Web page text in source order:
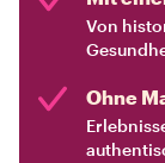
Von
Ohne